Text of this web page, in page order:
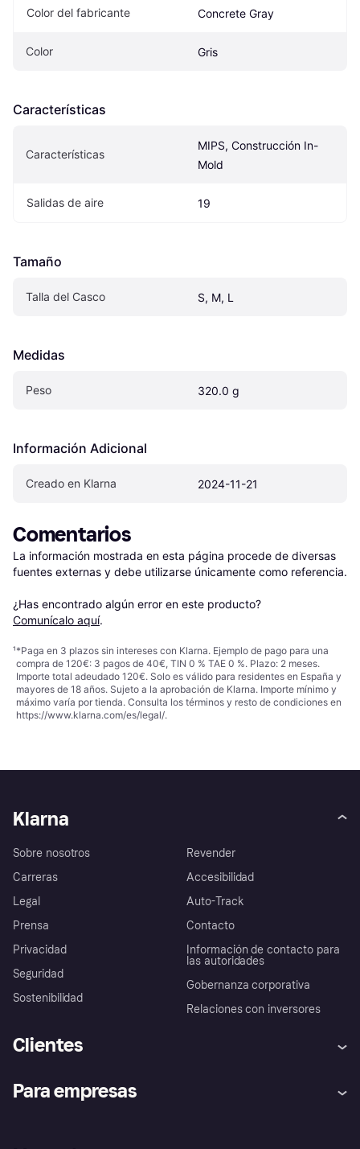
Color del fabricante Concrete Gray
Color Gris
Características
Características
MIPS, Construcción In-
Mold
Salidas de aire 19
Tamaño
Talla del Casco S, M, L
Medidas
Peso 320.0 g
Información Adicional
Creado en Klarna 2024-11-21
Comentarios
La información mostrada en esta página procede de diversas
fuentes externas y debe utilizarse únicamente como referencia.
¿Has encontrado algún error en este producto?
Comunícalo aquí.
¹*Paga en 3 plazos sin intereses con Klarna. Ejemplo de pago para una
compra de 120€: 3 pagos de 40€, TIN 0 % TAE 0 %. Plazo: 2 meses.
Importe total adeudado 120€. Solo es válido para residentes en España y
mayores de 18 años. Sujeto a la aprobación de Klarna. Importe mínimo y
máximo varía por tienda. Consulta los términos y resto de condiciones en
https://www.klarna.com/es/legal/.
Klarna
Sobre nosotros
Carreras
Legal
Prensa
Privacidad
Seguridad
Sostenibilidad
Revender
Accesibilidad
Auto-Track
Contacto
Información de contacto para
las autoridades
Gobernanza corporativa
Relaciones con inversores
Clientes
Inicio de sesión
Para empresas